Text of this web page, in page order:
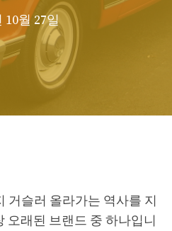
10월 27일
거슬러 올라가는 역사를 지
오래된 브랜드 중 하나입니